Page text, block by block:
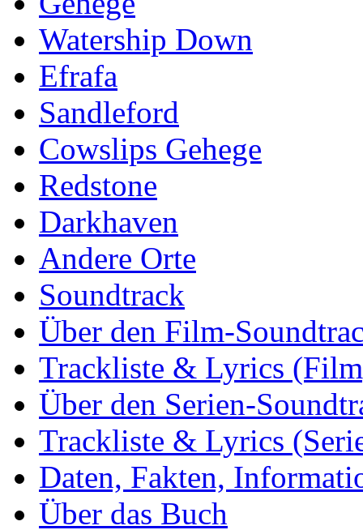
Watership Down
Efrafa
Sandleford
Cowslips Gehege
Redstone
Darkhaven
Andere Orte
Soundtrack
Über den Film-
Trackliste & Lyrics
Über den Serien-
Trackliste & Lyrics
Daten, Fakten,
Über das Buch